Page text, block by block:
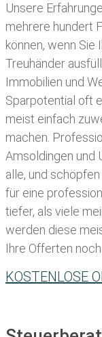
Unsere
mehrere hundert
können, wenn Sie
Treuhänder
Immobilien und
Sparpotential oft
meist einfach
machen.
Amsoldingen und
alle, und
für eine
tiefer, als viele
werden diese
Ihre Offerten
KOSTENLOSE